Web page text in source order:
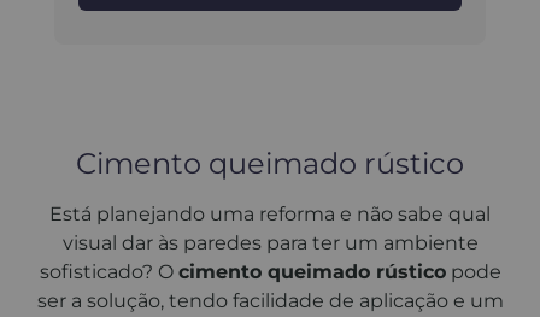
Cimento queimado rústico​
Está planejando uma reforma e não sabe qual
visual dar às paredes para ter um ambiente
sofisticado? O cimento queimado rústicopode
ser a solução, tendo facilidade de aplicação e um